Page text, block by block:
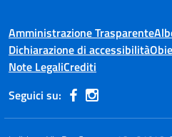
Amministrazione Trasparente
Dichiarazione di accessibilità
Note LegaliCrediti
Seguici su: